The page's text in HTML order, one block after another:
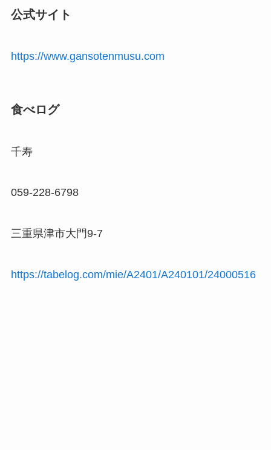
公式サイト
https://www.gansotenmusu.com
食べログ
千寿
059-228-6798
三重県津市大門9-7
https://tabelog.com/mie/A2401/A240101/24000516